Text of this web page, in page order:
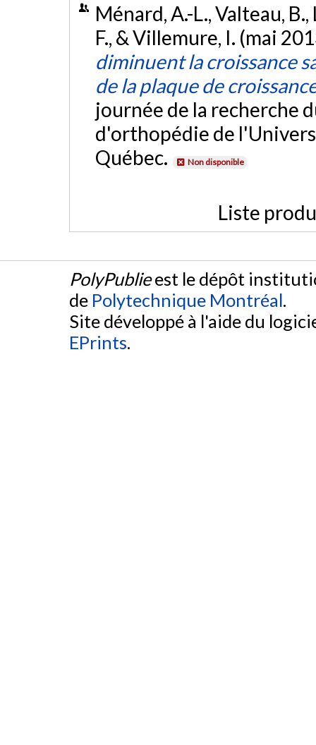
Ménard, A.-L., Valteau,
F., & Villemure, I. (mai
diminuent la croissance
de la plaque de
journée de la recherche
d'orthopédie de
Québec.
Non disponible
Liste
PolyPublieest le dépôt
de Polytechnique Montréal.
Site développé à l'aide du
EPrints.